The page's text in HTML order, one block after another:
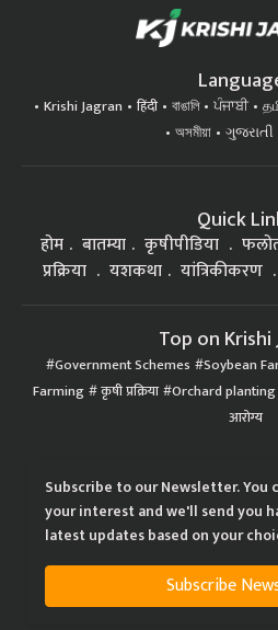
বাঙালি ਪੰਜਾਬੀ
অসমীয়া
ગુજરાતી
कृषीपीडिया
प्रक्रिया
यशकथा यांत्रिकीकरण
Government Schemes Soybean
Farming कृषी प्रक्रिया Orchard
आरोग्य
your interest and we'll send you
latest updates based on your
Subscribe